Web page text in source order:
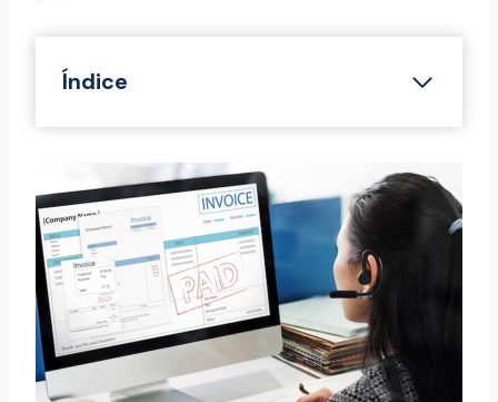
Índice
¿Cómo hacer una invoice en USA?
Sección 1 – Encabezado o parte
superior
¿Cómo hacer una Invoice en USA?
Sección 2 – El cuerpo
¿Cómo hacer un Invoice en USA?
Sección 3 – Parte inferior